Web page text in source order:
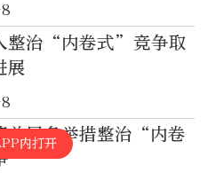
整治“内卷式”竞争取
展
总局多举措整治“内卷
内打开